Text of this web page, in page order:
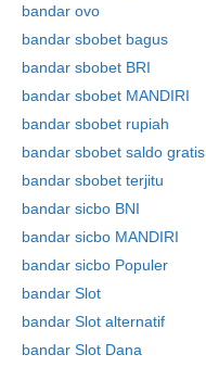
bandar ovo
bandar sbobet bagus
bandar sbobet BRI
bandar sbobet MANDIRI
bandar sbobet rupiah
bandar sbobet saldo gratis
bandar sbobet terjitu
bandar sicbo BNI
bandar sicbo MANDIRI
bandar sicbo Populer
bandar Slot
bandar Slot alternatif
bandar Slot Dana